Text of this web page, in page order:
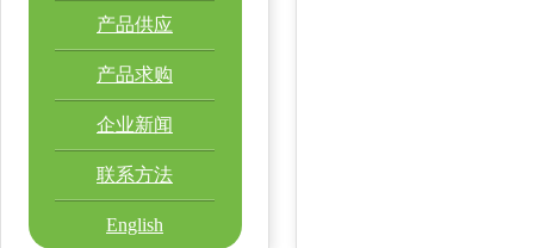
产品供应
产品求购
企业新闻
联系方法
English